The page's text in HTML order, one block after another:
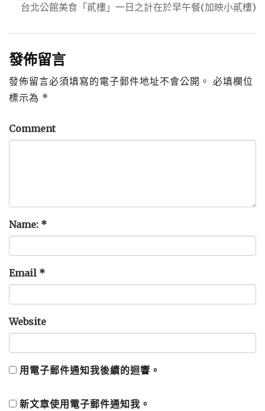
覽
台北公館美食「貳樓」一日之計在於早午餐(加映小貳樓)
發佈留言
發佈留言必須填寫的電子郵件地址不會公開。 必填欄位
標示為 *
Comment
Name: *
Email *
Website
用電子郵件通知我後續的迴響。
新文章使用電子郵件通知我。